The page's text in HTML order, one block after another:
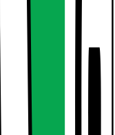
tynd loftsplade lamper
Armaturet har en
dit hjem ved
LED forsænket lys